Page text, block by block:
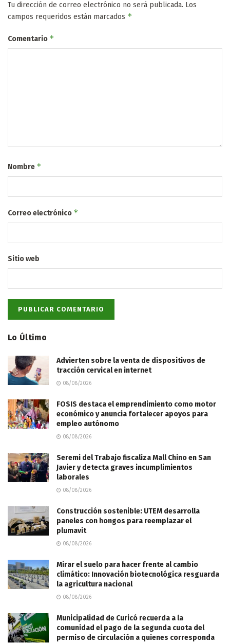
Tu dirección de correo electrónico no será publicada. Los
campos requeridos están marcados *
Comentario *
Nombre *
Correo electrónico *
Sitio web
Lo Último
Advierten sobre la venta de dispositivos de
tracción cervical en internet
08/08/2026
FOSIS destaca el emprendimiento como motor
económico y anuncia fortalecer apoyos para
empleo autónomo
08/08/2026
Seremi del Trabajo fiscaliza Mall Chino en San
Javier y detecta graves incumplimientos
laborales
08/08/2026
Construcción sostenible: UTEM desarrolla
paneles con hongos para reemplazar el
plumavit
08/08/2026
Mirar el suelo para hacer frente al cambio
climático: Innovación biotecnológica resguarda
la agricultura nacional
08/08/2026
Municipalidad de Curicó recuerda a la
comunidad el pago de la segunda cuota del
permiso de circulación a quienes corresponda